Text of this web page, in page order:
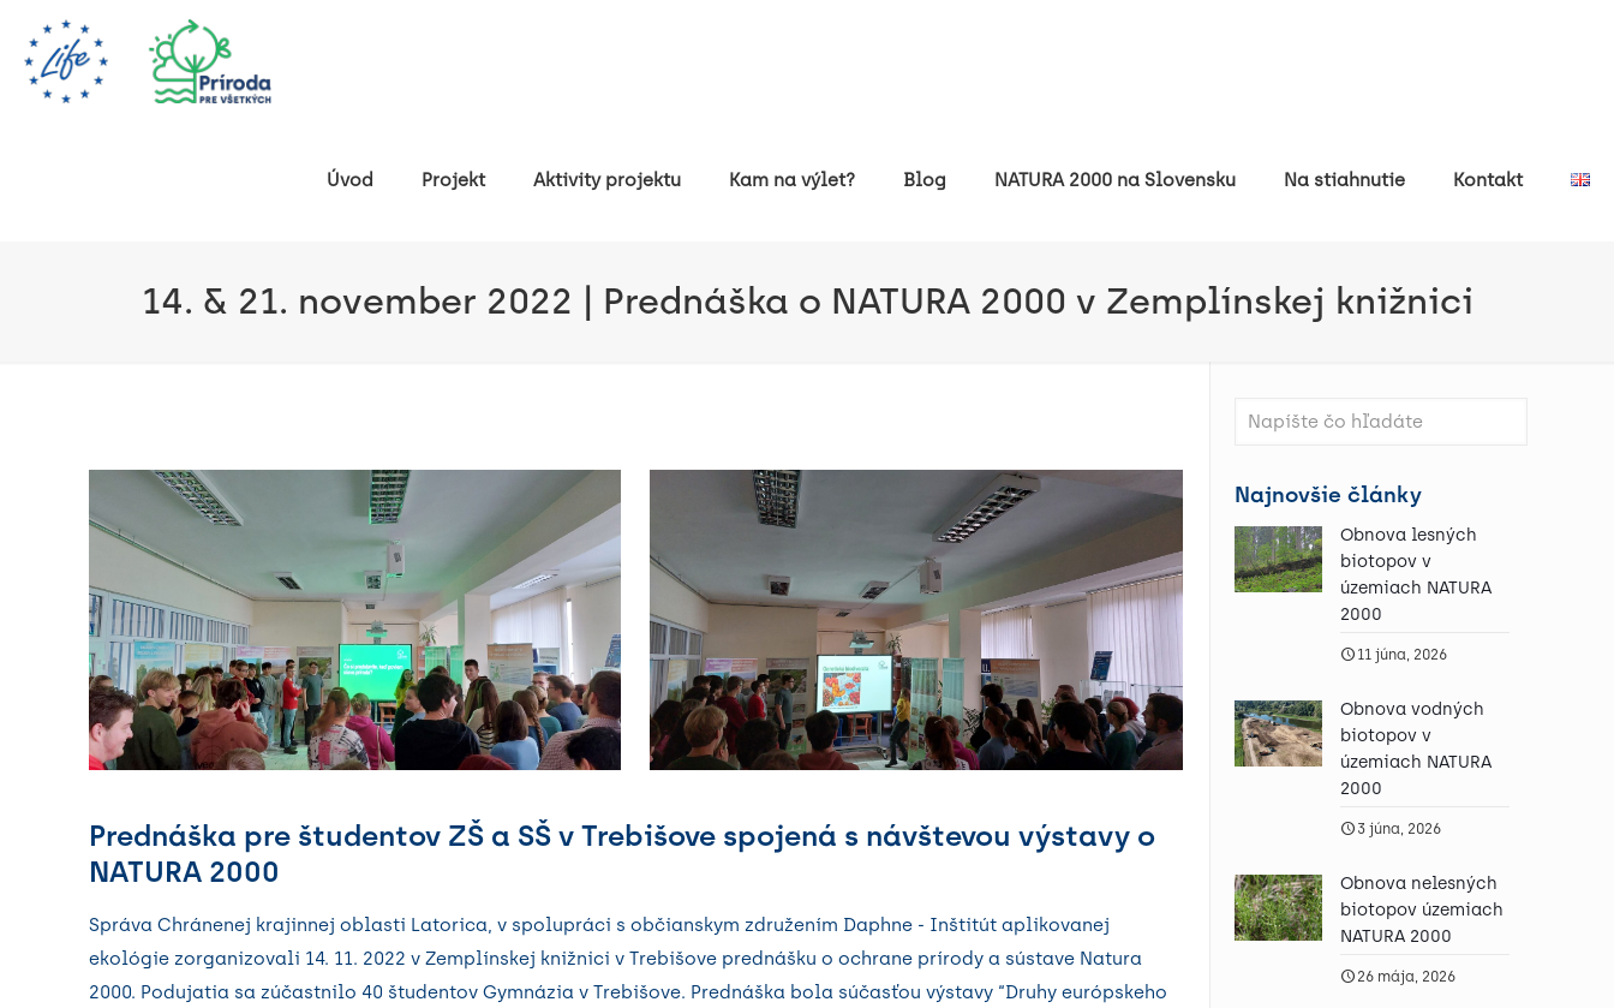
Úvod Projekt Aktivity projektu Kam na výlet? Blog NATURA 2000 na Slovensku Na stiahnutie Kontakt
14. & 21. november 2022 | Prednáška o NATURA 2000 v Zemplínskej knižnici
Prednáška pre študentov ZŠ a SŠ v Trebišove spojená s návštevou výstavy o
NATURA 2000
Správa Chránenej krajinnej oblasti Latorica, v spolupráci s občianskym združením Daphne - Inštitút aplikovanej
ekológie zorganizovali 14. 11. 2022 v Zemplínskej knižnici v Trebišove prednášku o ochrane prírody a sústave Natura
2000. Podujatia sa zúčastnilo 40 študentov Gymnázia v Trebišove. Prednáška bola súčasťou výstavy “Druhy európskeho
Najnovšie články
Obnova lesných
biotopov v
územiach NATURA
2000
11 júna, 2026
Obnova vodných
biotopov v
územiach NATURA
2000
3 júna, 2026
Obnova nelesných
biotopov územiach
NATURA 2000
26 mája, 2026